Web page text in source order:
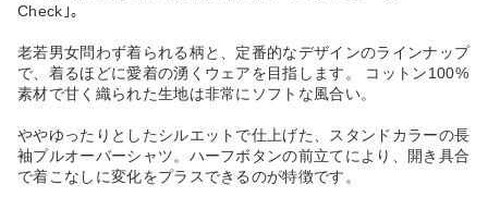
Check｣。
老若男女問わず着られる柄と、定番的なデザインのラインナップ
で、着るほどに愛着の湧くウェアを目指します。 コットン100%
素材で甘く織られた生地は非常にソフトな風合い。
ややゆったりとしたシルエットで仕上げた、スタンドカラーの長
袖プルオーバーシャツ。ハーフボタンの前立てにより、開き具合
で着こなしに変化をプラスできるのが特徴です。